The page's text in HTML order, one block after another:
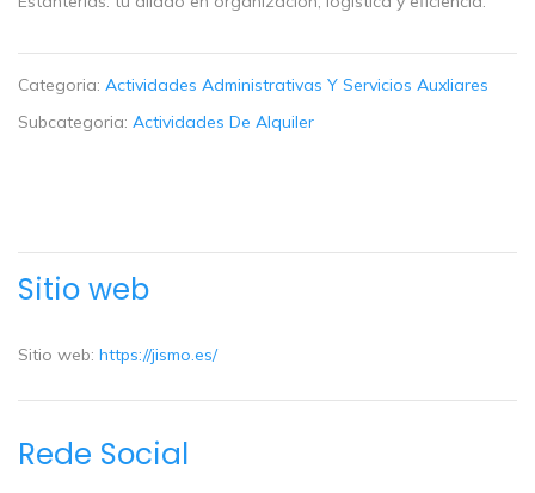
Categoria: Actividades Administrativas Y Servicios Auxliares
Subcategoria: Actividades De Alquiler
Sitio web
Sitio web: https://jismo.es/
Rede Social